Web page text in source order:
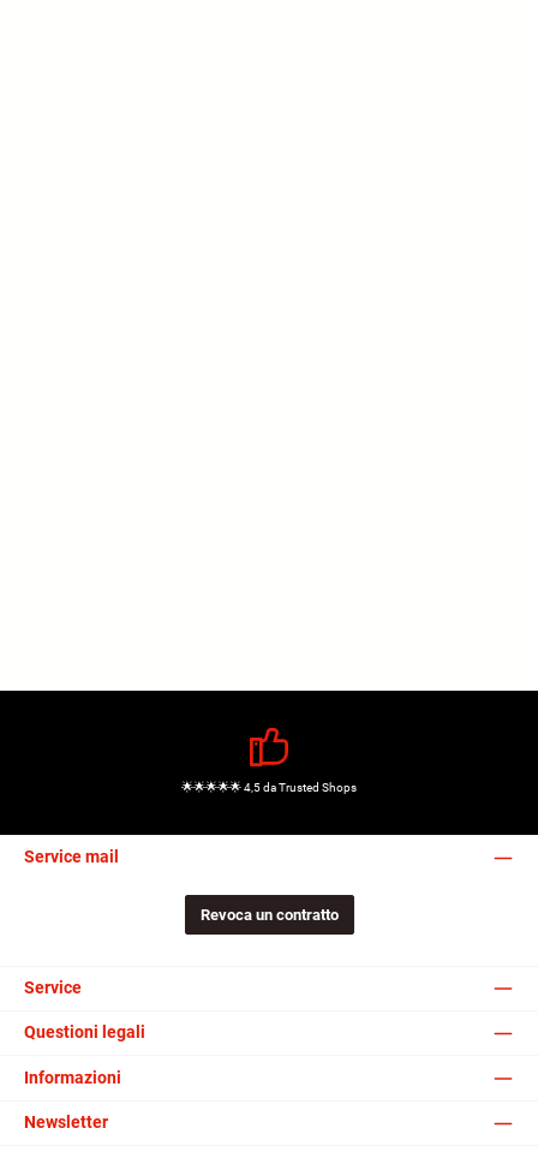
🌟🌟🌟🌟🌟 4,5 da Trusted Shops
Service mail
Revoca un contratto
Service
Questioni legali
Informazioni
Newsletter